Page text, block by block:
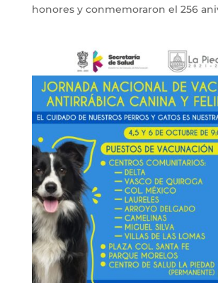
honores y conmemoraron el 256